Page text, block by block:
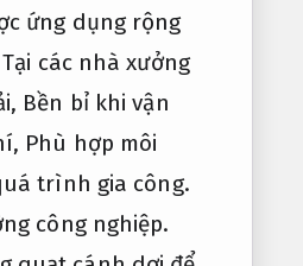
ứng dụng rộng
Tại các nhà xưởng
Bền bỉ khi vận
Phù hợp môi
trình gia công.
công nghiệp.